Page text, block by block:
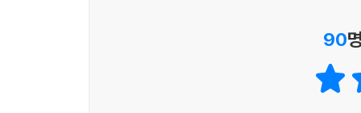
세계적 거부 이케아 창업자가 노인 할인 혜택을 꼭
세계적인 가구 업체 이케아의 창업자 잉바르 캄
90